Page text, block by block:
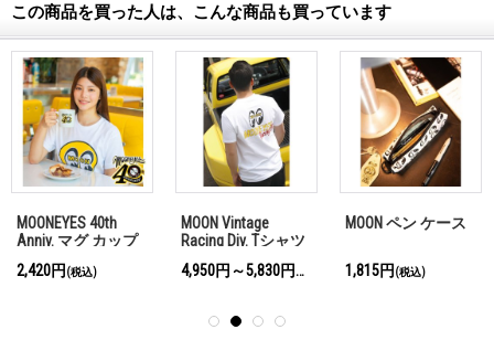
この商品を買った人は、こんな商品も買っています
MOONEYES 40th
Anniv. マグ カップ
2,420円 (税込)
MOON Vintage
Racing Div. Tシャツ
4,950円～5,830円
(税込)
MOON ペン ケース
1,815円 (税込)